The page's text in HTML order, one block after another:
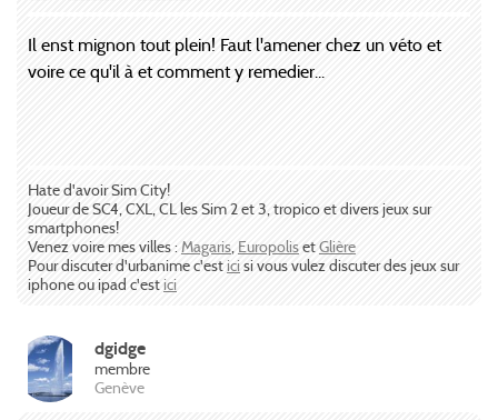
Il enst mignon tout plein! Faut l'amener chez un véto et
voire ce qu'il à et comment y remedier...
Hate d'avoir Sim City!
Joueur de SC4, CXL, CL les Sim 2 et 3, tropico et divers jeux sur
smartphones!
Venez voire mes villes :Magaris, EuropolisetGlière
Pour discuter d'urbanime c'esticisi vous vulez discuter des jeux sur
iphone ou ipad c'estici
dgidge
membre
Genève